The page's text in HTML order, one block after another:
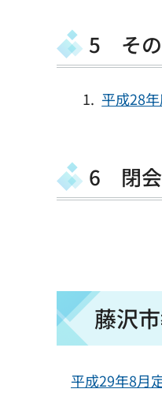
5 そ
平成28
6 閉会
藤沢
平成29年8月